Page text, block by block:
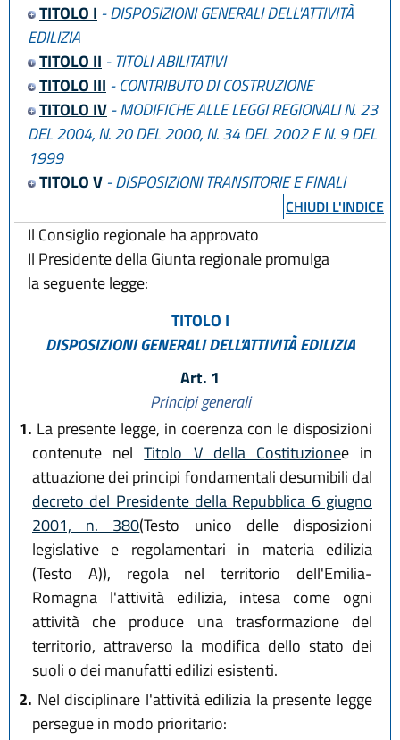
TITOLO I - DISPOSIZIONI GENERALI DELL'ATTIVITÀ
EDILIZIA
TITOLO II - TITOLI ABILITATIVI
TITOLO III - CONTRIBUTO DI COSTRUZIONE
TITOLO IV- MODIFICHE ALLE LEGGI REGIONALI N. 23
DEL 2004, N. 20 DEL 2000, N. 34 DEL 2002 E N. 9 DEL
1999
TITOLO V- DISPOSIZIONI TRANSITORIE E FINALI
CHIUDI L'INDICE
Il Consiglio regionale ha approvato
Il Presidente della Giunta regionale promulga
la seguente legge:
TITOLO I
DISPOSIZIONI GENERALI DELL'ATTIVITÀ EDILIZIA
Art. 1
Principi generali
1. La presente legge, in coerenza con le disposizioni
contenute nelTitolo V della Costituzionee in
attuazione dei principi fondamentali desumibili dal
decreto del Presidente della Repubblica 6 giugno
2001, n. 380(Testo unico delle disposizioni
legislative e regolamentari in materia edilizia
(Testo A)), regola nel territorio dell'Emilia-
Romagna l'attività edilizia, intesa come ogni
attività che produce una trasformazione del
territorio, attraverso la modifica dello stato dei
suoli o dei manufatti edilizi esistenti.
2. Nel disciplinare l'attività edilizia la presente legge
persegue in modo prioritario: